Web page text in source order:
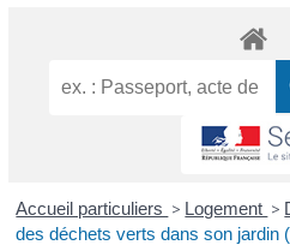
Accueil particuliers > Logement >
des déchets verts dans son jardin